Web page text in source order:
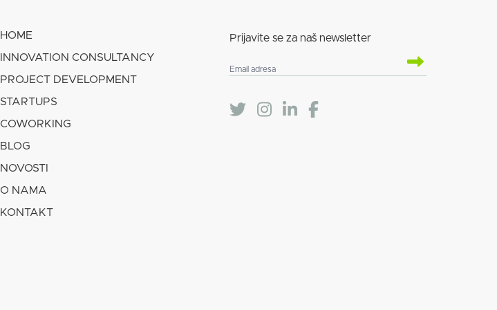
HOME
INNOVATION CONSULTANCY
PROJECT DEVELOPMENT
STARTUPS
COWORKING
BLOG
NOVOSTI
O NAMA
KONTAKT
Prijavite se za naš newsletter